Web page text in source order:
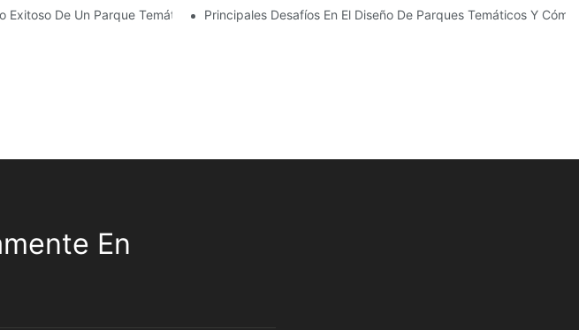
Exitoso De Un Parque Temático Principales Desafíos En El Diseño De Parques Temáticos Y
En